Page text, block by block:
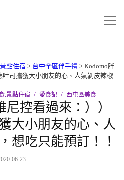
點住宿 > 台中全區伴手禮 > Kodomo胖
司擄獲大小朋友的心、人氣剝皮辣椒
.景點住宿 愛食記 西屯區美食
控看過來：））
大小朋友的心、人
想吃只能預訂！！
06-23